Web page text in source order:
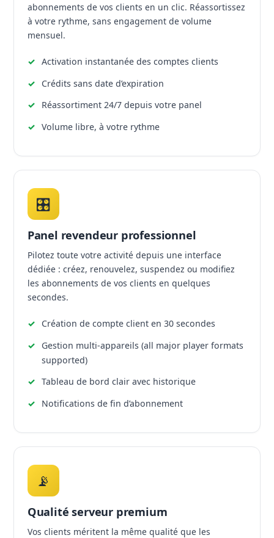
abonnements de vos clients en un clic. Réassortissez
à votre rythme, sans engagement de volume
mensuel.
Activation instantanée des comptes clients
Crédits sans date d’expiration
Réassortiment 24/7 depuis votre panel
Volume libre, à votre rythme
🎛️
Panel revendeur professionnel
Pilotez toute votre activité depuis une interface
dédiée : créez, renouvelez, suspendez ou modifiez
les abonnements de vos clients en quelques
secondes.
Création de compte client en 30 secondes
Gestion multi-appareils (all major player formats
supported)
Tableau de bord clair avec historique
Notifications de fin d’abonnement
📡
Qualité serveur premium
Vos clients méritent la même qualité que les